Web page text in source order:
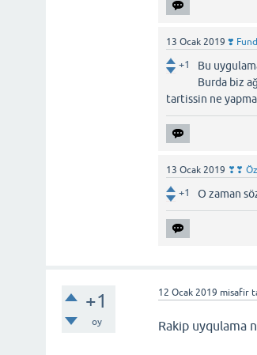
13 Ocak 2019 ❣️
+1
Bu
Burda biz
tartissin ne
13 Ocak 2019 ❣❣
+1 O zaman
+1
oy
12 Ocak 2019 misafir
Rakip uyqulama